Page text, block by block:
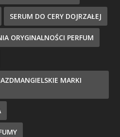
SERUM DO CERY DOJRZAŁEJ
ORYGINALNOŚCI PERFUM
MARKI